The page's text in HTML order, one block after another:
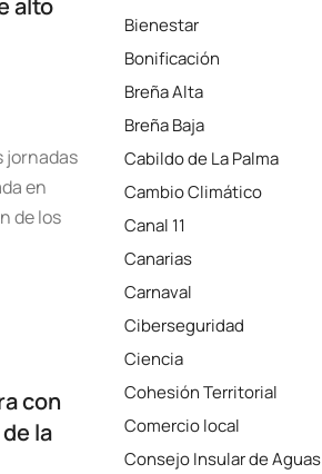
alto
jornadas
en
de los
con
la
Bienestar
Bonificación
Breña Alta
Breña Baja
Cabildo de La Palma
Cambio Climático
Canal 11
Canarias
Carnaval
Ciberseguridad
Ciencia
Cohesión Territorial
Comercio local
Consejo Insular de Aguas